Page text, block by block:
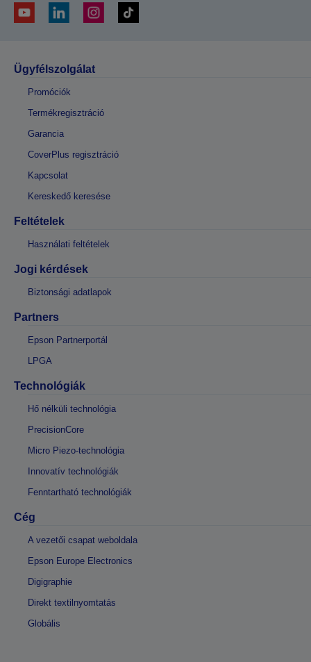
Ügyfélszolgálat
Promóciók
Termékregisztráció
Garancia
CoverPlus regisztráció
Kapcsolat
Kereskedő keresése
Feltételek
Használati feltételek
Jogi kérdések
Biztonsági adatlapok
Partners
Epson Partnerportál
LPGA
Technológiák
Hő nélküli technológia
PrecisionCore
Micro Piezo-technológia
Innovatív technológiák
Fenntartható technológiák
Cég
A vezetői csapat weboldala
Epson Europe Electronics
Digigraphie
Direkt textilnyomtatás
Globális